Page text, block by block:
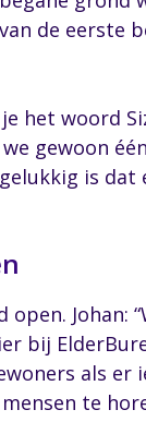
de
het woord
we gewoon
is
bij
als
te